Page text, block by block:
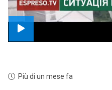
Più di un mese fa